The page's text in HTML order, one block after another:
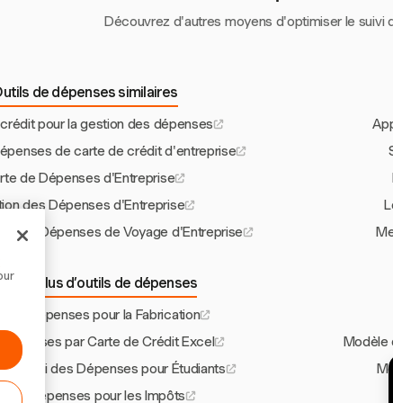
Découvrez d'autres moyens d'optimiser le suivi
de dépenses similaires
pour la gestion des dépenses
de carte de crédit d'entreprise
de Dépenses d'Entreprise
des Dépenses d'Entreprise
des Dépenses de Voyage d'Entreprise
plus d’outils de dépenses
de Dépenses pour la Fabrication
Dépenses par Carte de Crédit Excel
Suivi des Dépenses pour Étudiants
des Dépenses pour les Impôts
Modèle